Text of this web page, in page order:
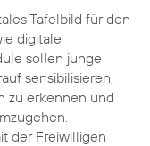
Tafelbild für den
digitale
sollen junge
sensibilisieren,
zu erkennen und
der Freiwilligen